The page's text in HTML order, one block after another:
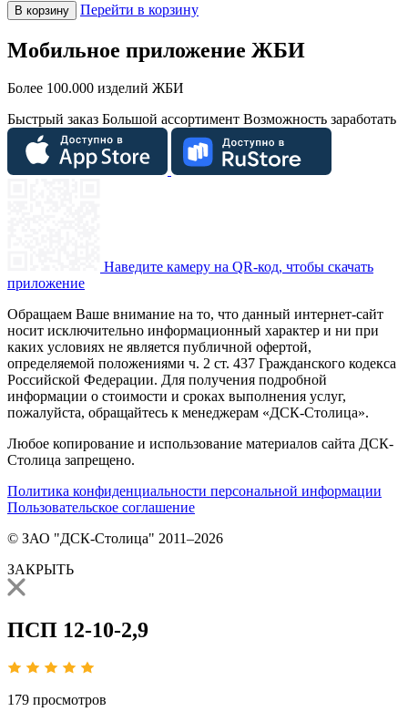
В корзину Перейти в корзину
Мобильное приложение ЖБИ
Более 100.000 изделий ЖБИ
Быстрый заказ Большой ассортимент Возможность заработать
Наведите камеру на QR-код, чтобы скачать
приложение
Обращаем Ваше внимание на то, что данный интернет-сайт
носит исключительно информационный характер и ни при
каких условиях не является публичной офертой,
определяемой положениями ч. 2 ст. 437 Гражданского кодекса
Российской Федерации. Для получения подробной
информации о стоимости и сроках выполнения услуг,
пожалуйста, обращайтесь к менеджерам «ДСК-Столица».
Любое копирование и использование материалов сайта ДСК-
Столица запрещено.
Политика конфиденциальности персональной информации
Пользовательское соглашение
© ЗАО "ДСК-Столица" 2011–2026
ЗАКРЫТЬ
ПСП 12-10-2,9
179 просмотров